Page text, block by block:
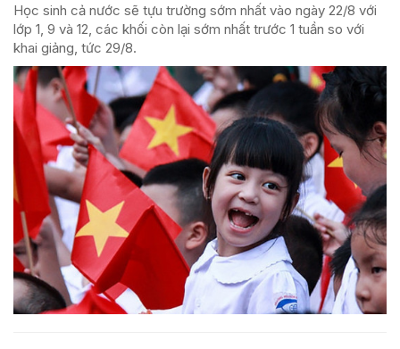
Học sinh cả nước sẽ tựu trường sớm nhất vào ngày 22/8 với
lớp 1, 9 và 12, các khối còn lại sớm nhất trước 1 tuần so với
khai giảng, tức 29/8.